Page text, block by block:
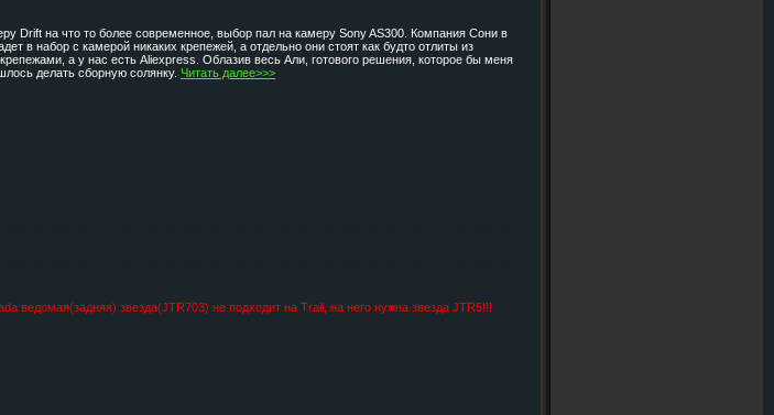
Drift на что то более современное, выбор пал на камеру Sony AS300. Компания Сони в
в набор с камерой никаких крепежей, а отдельно они стоят как будто отлиты из
а у нас есть Aliexpress. Облазив весь Али, готового решения, которое бы меня
делать сборную солянку. Читать далее>>>
ведомая(задняя) звезда(JTR703) не подходит на Trail, на него нужна звезда JTR5!!!